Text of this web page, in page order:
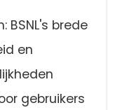
BSNL's brede
en
gebruikers